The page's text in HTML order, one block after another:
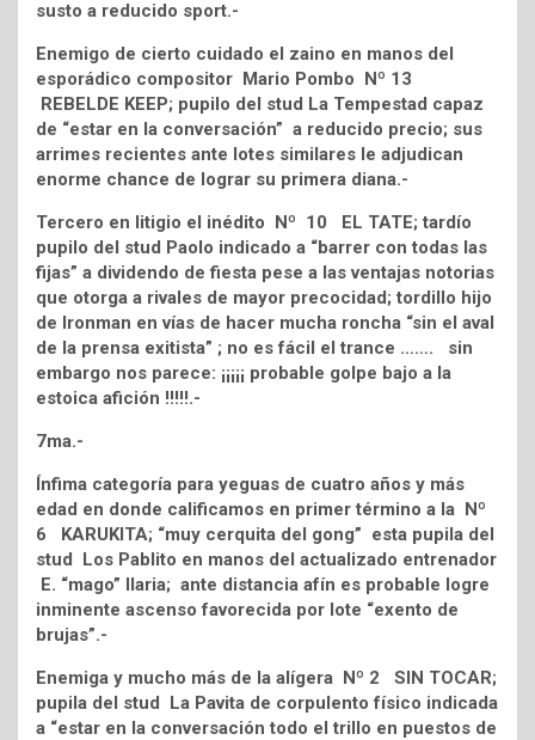
susto a reducido sport.-
Enemigo de cierto cuidado el zaino en manos del
esporádico compositor Mario Pombo Nº 13
REBELDE KEEP; pupilo del stud La Tempestad capaz
de “estar en la conversación” a reducido precio; sus
arrimes recientes ante lotes similares le adjudican
enorme chance de lograr su primera diana.-
Tercero en litigio el inédito Nº 10 EL TATE; tardío
pupilo del stud Paolo indicado a “barrer con todas las
fijas” a dividendo de fiesta pese a las ventajas notorias
que otorga a rivales de mayor precocidad; tordillo hijo
de Ironman en vías de hacer mucha roncha “sin el aval
de la prensa exitista” ; no es fácil el trance ……. sin
embargo nos parece: ¡¡¡¡¡ probable golpe bajo a la
estoica afición !!!!!.-
7ma.-
Ínfima categoría para yeguas de cuatro años y más
edad en donde calificamos en primer término a la Nº
6 KARUKITA; “muy cerquita del gong” esta pupila del
stud Los Pablito en manos del actualizado entrenador
E. “mago” Ilaria; ante distancia afín es probable logre
inminente ascenso favorecida por lote “exento de
brujas”.-
Enemiga y mucho más de la alígera Nº 2 SIN TOCAR;
pupila del stud La Pavita de corpulento físico indicada
a “estar en la conversación todo el trillo en puestos de